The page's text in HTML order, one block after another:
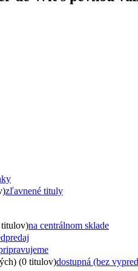
zľavnené tituly
titulov)na centrálnom sklade
(0 titulov)dostupná (bez